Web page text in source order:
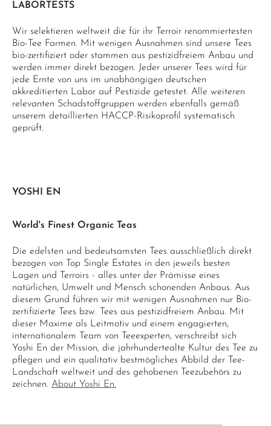
LABORTESTS
Wir selektieren weltweit die für ihr Terroir renommiertesten
Bio-Tee Farmen. Mit wenigen Ausnahmen sind unsere Tees
bio-zertifiziert oder stammen aus pestizidfreiem Anbau und
werden immer direkt bezogen. Jeder unserer Tees wird für
jede Ernte von uns im unabhängigen deutschen
akkreditierten Labor auf Pestizide getestet. Alle weiteren
relevanten Schadstoffgruppen werden ebenfalls gemäß
unserem detaillierten HACCP-Risikoprofil systematisch
geprüft.
YOSHI EN
World's Finest Organic Teas
Die edelsten und bedeutsamsten Tees ausschließlich direkt
bezogen von Top Single Estates in den jeweils besten
Lagen und Terroirs - alles unter der Prämisse eines
natürlichen, Umwelt und Mensch schonenden Anbaus. Aus
diesem Grund führen wir mit wenigen Ausnahmen nur Bio-
zertifizierte Tees bzw. Tees aus pestizidfreiem Anbau. Mit
dieser Maxime als Leitmotiv und einem engagierten,
internationalem Team von Teeexperten, verschreibt sich
Yoshi En der Mission, die jahrhundertealte Kultur des Tee zu
pflegen und ein qualitativ bestmögliches Abbild der Tee-
Landschaft weltweit und des gehobenen Teezubehörs zu
zeichnen. About Yoshi En.